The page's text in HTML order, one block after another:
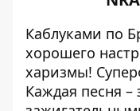
Каблуками по
хорошего
харизмы!
Каждая песня –